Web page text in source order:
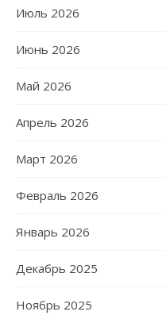
Июль 2026
Июнь 2026
Май 2026
Апрель 2026
Март 2026
Февраль 2026
Январь 2026
Декабрь 2025
Ноябрь 2025